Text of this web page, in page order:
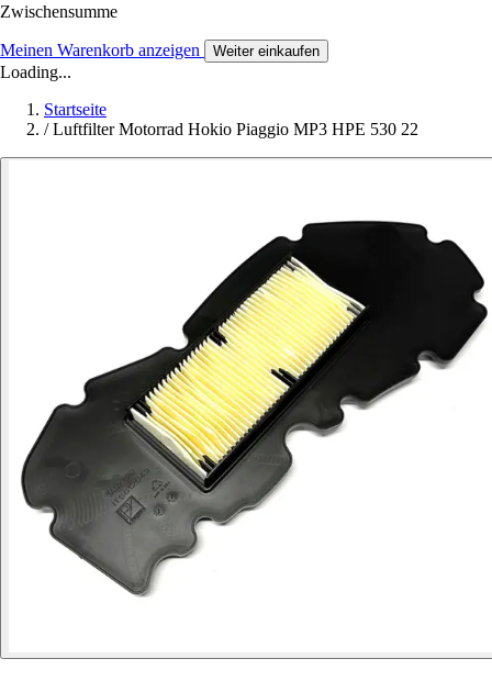
Zwischensumme
Meinen Warenkorb anzeigen Weiter einkaufen
Loading...
Startseite
/ Luftfilter Motorrad Hokio Piaggio MP3 HPE 530 22